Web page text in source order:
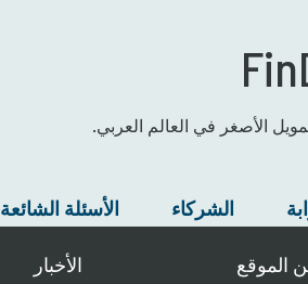
الأصغر في العالم العربي.
الشركاء الأسئلة الشائعة
الموقع
الأخبار